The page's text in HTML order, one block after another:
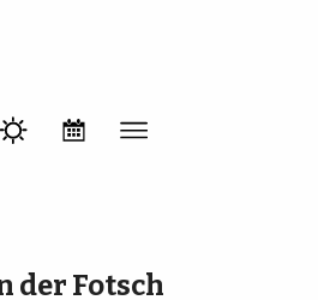
der Fotsch